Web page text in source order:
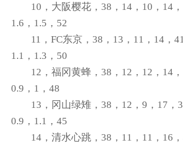
10，大阪樱花，38，14，10，14，
1.6，1.5，52
11，FC东京，38，13，11，14，
1.1，1.3，50
12，福冈黄蜂，38，12，12，14
0.9，1，48
13，冈山绿雉，38，12，9，17，
0.9，1.1，45
14，清水心跳，38，11，11，16